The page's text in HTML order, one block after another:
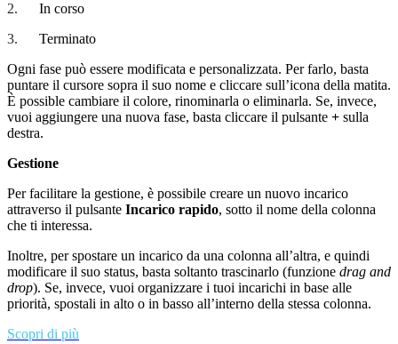
2. In corso
3. Terminato
Ogni fase può essere modificata e personalizzata. Per farlo, basta
puntare il cursore sopra il suo nome e cliccare sull’icona della matita.
È possible cambiare il colore, rinominarla o eliminarla. Se, invece,
vuoi aggiungere una nuova fase, basta cliccare il pulsante + sulla
destra.
Gestione
Per facilitare la gestione, è possibile creare un nuovo incarico
attraverso il pulsante Incarico rapido, sotto il nome della colonna
che ti interessa.
Inoltre, per spostare un incarico da una colonna all’altra, e quindi
modificare il suo status, basta soltanto trascinarlo (funzione drag and
drop). Se, invece, vuoi organizzare i tuoi incarichi in base alle
priorità, spostali in alto o in basso all’interno della stessa colonna.
Scopri di più